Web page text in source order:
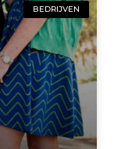
BEDRIJVEN